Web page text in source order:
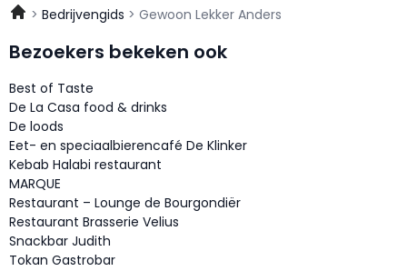
Bedrijvengids Gewoon Lekker Anders
Bezoekers bekeken ook
Best of Taste
De La Casa food & drinks
De loods
Eet- en speciaalbierencafé De Klinker
Kebab Halabi restaurant
MARQUE
Restaurant – Lounge de Bourgondiër
Restaurant Brasserie Velius
Snackbar Judith
Tokan Gastrobar